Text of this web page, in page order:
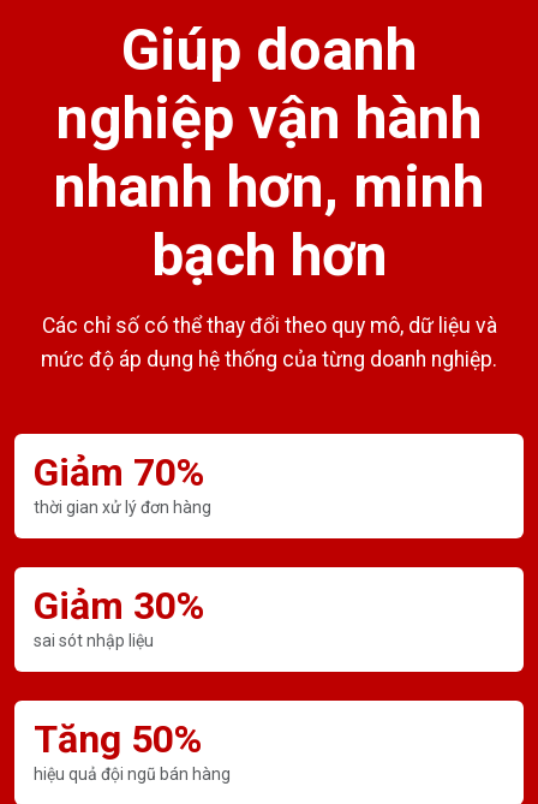
Giúp doanh
nghiệp vận hành
nhanh hơn, minh
bạch hơn
Các chỉ số có thể thay đổi theo quy mô, dữ liệu và
mức độ áp dụng hệ thống của từng doanh nghiệp.
Giảm 70%
thời gian xử lý đơn hàng
Giảm 30%
sai sót nhập liệu
Tăng 50%
hiệu quả đội ngũ bán hàng